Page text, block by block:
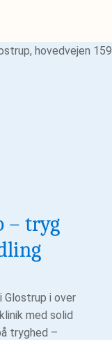
– tryg
iGlostrup i over
med solid
tryghed –